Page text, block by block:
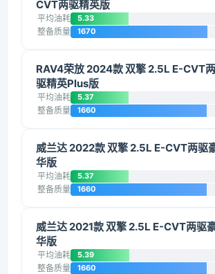
CVT两驱精英版
平均油耗 5.33
整备质量 1670
RAV4荣放 2024款 双擎 2.5L E-CVT两
驱精英Plus版
平均油耗 5.37
整备质量 1660
威兰达 2022款 双擎 2.5L E-CVT两驱
华版
平均油耗 5.37
整备质量 1660
威兰达 2021款 双擎 2.5L E-CVT两驱
华版
平均油耗 5.39
整备质量 1660